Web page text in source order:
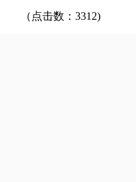
（点击数：3312)